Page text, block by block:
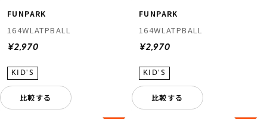
FUNPARK
164WLATPBALL
¥2,970
比較する
FUNPARK
164WLATPBALL
¥2,970
比較する